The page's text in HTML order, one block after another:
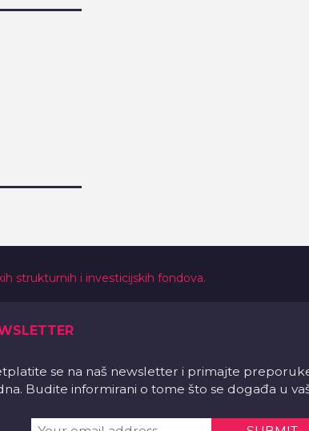
strukturnih i investicijskih fondova.
se na naš newsletter i primajte
Budite informirani o tome što se događa u